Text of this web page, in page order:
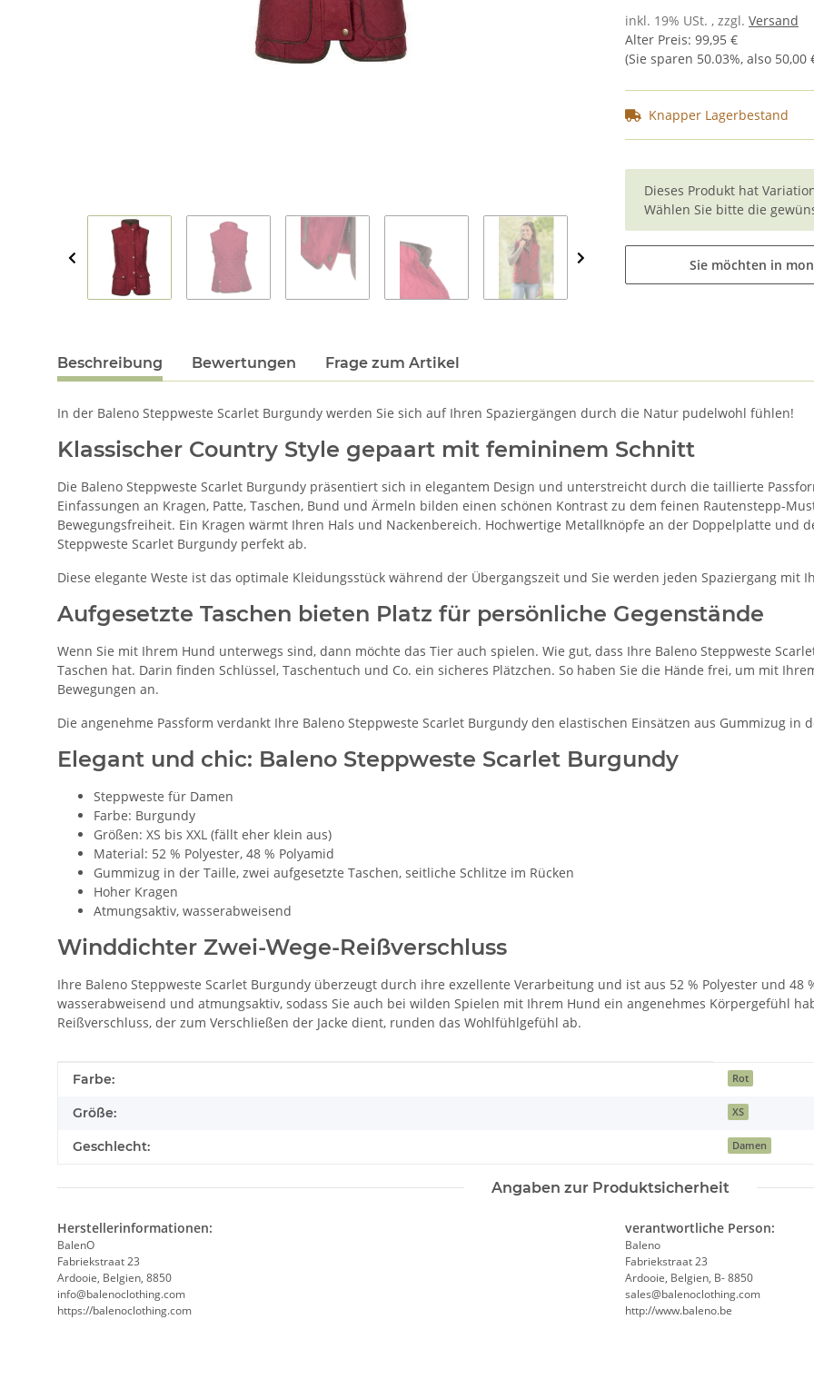
inkl. 19% USt. , zzgl. Versand
Alter Preis: 99,95 €
(Sie sparen 50.03%, also 50,00
Knapper Lagerbestand
x
Dieses Produkt hat
Wählen Sie bitte die
Sie möchten in
Beschreibung Bewertungen Frage zum Artikel
In der Baleno Steppweste Scarlet Burgundy werden Sie sich auf Ihren Spaziergängen durch die Natur pudelwohl fühlen!
Klassischer Country Style gepaart mit femininem Schnitt
Die Baleno Steppweste Scarlet Burgundy präsentiert sich in elegantem Design und unterstreicht durch die taillierte
Einfassungen an Kragen, Patte, Taschen, Bund und Ärmeln bilden einen schönen Kontrast zu dem feinen Rautenstepp-
Bewegungsfreiheit. Ein Kragen wärmt Ihren Hals und Nackenbereich. Hochwertige Metallknöpfe an der Doppelplatte und
Steppweste Scarlet Burgundy perfekt ab.
Diese elegante Weste ist das optimale Kleidungsstück während der Übergangszeit und Sie werden jeden Spaziergang mit
Aufgesetzte Taschen bieten Platz für persönliche Gegenstände
Wenn Sie mit Ihrem Hund unterwegs sind, dann möchte das Tier auch spielen. Wie gut, dass Ihre Baleno Steppweste
Taschen hat. Darin finden Schlüssel, Taschentuch und Co. ein sicheres Plätzchen. So haben Sie die Hände frei, um mit
Bewegungen an.
Die angenehme Passform verdankt Ihre Baleno Steppweste Scarlet Burgundy den elastischen Einsätzen aus Gummizug in
Elegant und chic: Baleno Steppweste Scarlet Burgundy
Steppweste für Damen
Farbe: Burgundy
Größen: XS bis XXL (fällt eher klein aus)
Material: 52 % Polyester, 48 % Polyamid
Gummizug in der Taille, zwei aufgesetzte Taschen, seitliche Schlitze im Rücken
Hoher Kragen
Atmungsaktiv, wasserabweisend
Winddichter Zwei-Wege-Reißverschluss
Ihre Baleno Steppweste Scarlet Burgundy überzeugt durch ihre exzellente Verarbeitung und ist aus 52 % Polyester und 48
wasserabweisend und atmungsaktiv, sodass Sie auch bei wilden Spielen mit Ihrem Hund ein angenehmes Körpergefühl
Reißverschluss, der zum Verschließen der Jacke dient, runden das Wohlfühlgefühl ab.
Produkteigenschaft
Wert
Farbe: Rot
Größe: XS
Geschlecht: Damen
Angaben zur Produktsicherheit
Herstellerinformationen:
BalenO
Fabriekstraat 23
Ardooie, Belgien, 8850
info@balenoclothing.com
https://balenoclothing.com
verantwortliche Person:
Baleno
Fabriekstraat 23
Ardooie, Belgien, B- 8850
sales@balenoclothing.com
http://www.baleno.be